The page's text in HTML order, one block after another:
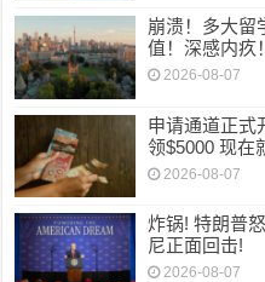
崩溃！多大留
值！深感内疚！
2026-08-07
申请通道正式
领$5000 现在
2026-08-07
炸锅! 特朗普
尼正面回击!
2026-08-07